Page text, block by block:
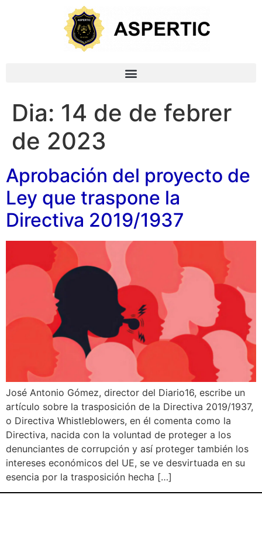
Dia: 14 de de febrer
de 2023
Aprobación del proyecto de
Ley que traspone la
Directiva 2019/1937
José Antonio Gómez, director del Diario16, escribe un
artículo sobre la trasposición de la Directiva 2019/1937,
o Directiva Whistleblowers, en él comenta como la
Directiva, nacida con la voluntad de proteger a los
denunciantes de corrupción y así proteger también los
intereses económicos del UE, se ve desvirtuada en su
esencia por la trasposición hecha […]